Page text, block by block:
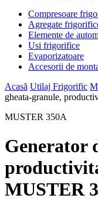
Compresoare
Agregate
Elemente de
Usi frigorifice
Evaporizatoare
Accesorii de
Acasă Utilaj Frigorific
gheata-granule,
MUSTER 350A
Generator
MUSTER